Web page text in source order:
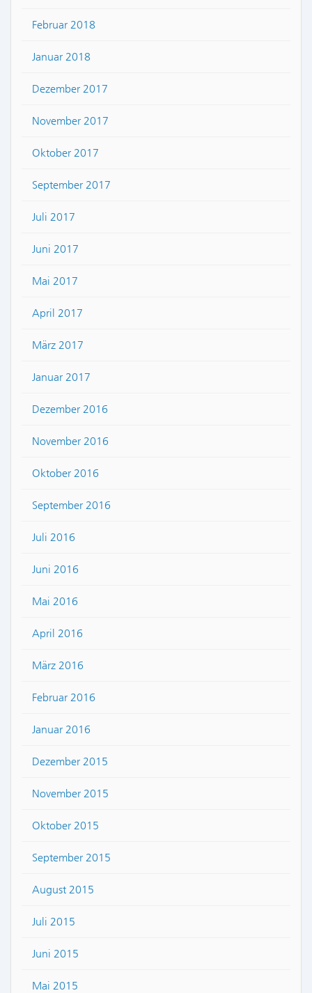
Februar 2018
Januar 2018
Dezember 2017
November 2017
Oktober 2017
September 2017
Juli 2017
Juni 2017
Mai 2017
April 2017
März 2017
Januar 2017
Dezember 2016
November 2016
Oktober 2016
September 2016
Juli 2016
Juni 2016
Mai 2016
April 2016
März 2016
Februar 2016
Januar 2016
Dezember 2015
November 2015
Oktober 2015
September 2015
August 2015
Juli 2015
Juni 2015
Mai 2015